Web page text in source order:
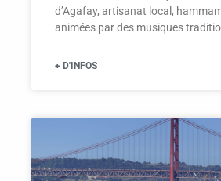
d’Agafay, artisanat local,
animées par des musiques
+ D'INFOS